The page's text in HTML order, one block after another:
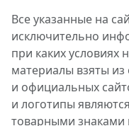
Все указанные на
исключительно
при каких условиях
материалы взяты
и официальных
и логотипы
товарными знаками